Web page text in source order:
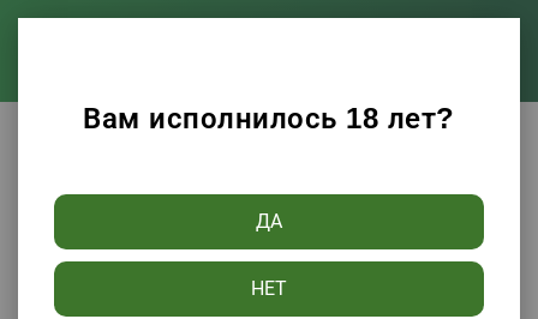
Вам исполнилось 18 лет?
ДА
НЕТ
Сортировать по: